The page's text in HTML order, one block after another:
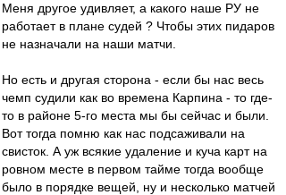
Меня другое удивляет, а какого наше РУ не
работает в плане судей ? Чтобы этих пидаров
не назначали на наши матчи.
Но есть и другая сторона - если бы нас весь
чемп судили как во времена Карпина - то где-
то в районе 5-го места мы бы сейчас и были.
Вот тогда помню как нас подсаживали на
свисток. А уж всякие удаление и куча карт на
ровном месте в первом тайме тогда вообще
было в порядке вещей, ну и несколько матчей